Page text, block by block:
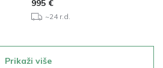
995 €
~24 r.d.
Prikaži više